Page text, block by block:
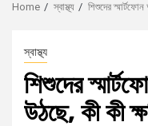
Home স্বাস্থ্য শিশুদের
স্বাস্থ্য
শিশুদের
উঠছে, কী কী